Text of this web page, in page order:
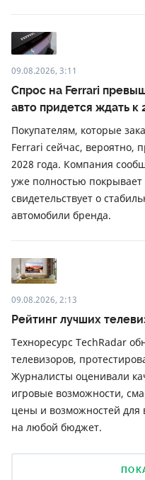
09.08.2026, 3:11
Спрос на Ferrari
авто придется ждать к
Покупателям, которые
Ferrari сейчас, вероятно,
2028 года. Компания
уже полностью покрывает
свидетельствует о
автомобили бренда.
09.08.2026, 2:13
Рейтинг лучших
Техноресурс TechRadar
телевизоров,
Журналисты оценивали
игровые возможности,
цены и возможностей
на любой бюджет.